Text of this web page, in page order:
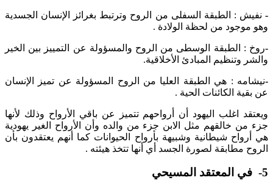
- نفيش : الطبقة السفلى من الروح وترتبط بغرائز الإنسان الجسدية
وهو موجود من لحظة الولادة .
-روخ : الطبقة الوسطى من الروح والمسؤولة عن التمييز بين الخير
والشر وتنظيم المبادئ الأخلاقية.
-نيشامه : هي الطبقة العليا من الروح المسؤولة عن تميز الإنسان
عن بقية الكائنات الحية .
ويعتقد اغلب اليهود أن أرواحهم تتميز عن باقي الأرواح وذلك لأنها
جزء من خالقهم مثل الابن جزء من والده وأن الأرواح الغير يهودية
هي أرواح شيطانية وشبيهة بأرواح الحيوانات كما أنهم يعتقدون بأن
الروح مطابقة لصورة الجسد أي أنها تتخذ هيئته .
5- في المعتقد المسيحي